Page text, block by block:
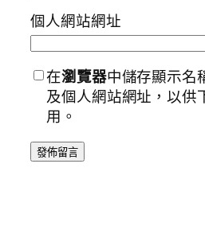
個人網站網址
在瀏覽器中儲存顯示名
及個人網站網址，以供
用。